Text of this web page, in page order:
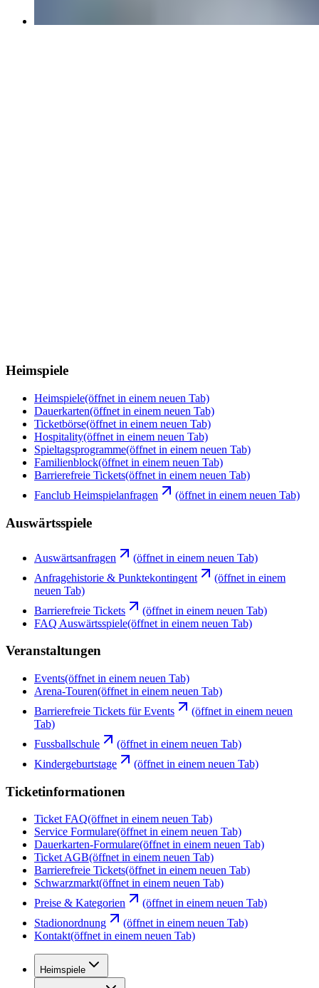
Heimspiele
Heimspiele(öffnet in einem neuen Tab)
Dauerkarten(öffnet in einem neuen Tab)
Ticketbörse(öffnet in einem neuen Tab)
Hospitality(öffnet in einem neuen Tab)
Spieltagsprogramme(öffnet in einem neuen Tab)
Familienblock(öffnet in einem neuen Tab)
Barrierefreie Tickets(öffnet in einem neuen Tab)
Fanclub Heimspielanfragen
(öffnet in einem neuen Tab)
Auswärtsspiele
Auswärtsanfragen
(öffnet in einem neuen Tab)
Anfragehistorie & Punktekontingent
(öffnet in einem
neuen Tab)
Barrierefreie Tickets
(öffnet in einem neuen Tab)
FAQ Auswärtsspiele(öffnet in einem neuen Tab)
Veranstaltungen
Events(öffnet in einem neuen Tab)
Arena-Touren(öffnet in einem neuen Tab)
Barrierefreie Tickets für Events
(öffnet in einem neuen
Tab)
Fussballschule
(öffnet in einem neuen Tab)
Kindergeburtstage
(öffnet in einem neuen Tab)
Ticketinformationen
Ticket FAQ(öffnet in einem neuen Tab)
Service Formulare(öffnet in einem neuen Tab)
Dauerkarten-Formulare(öffnet in einem neuen Tab)
Ticket AGB(öffnet in einem neuen Tab)
Barrierefreie Tickets(öffnet in einem neuen Tab)
Schwarzmarkt(öffnet in einem neuen Tab)
Preise & Kategorien
(öffnet in einem neuen Tab)
Stadionordnung
(öffnet in einem neuen Tab)
Kontakt(öffnet in einem neuen Tab)
Heimspiele